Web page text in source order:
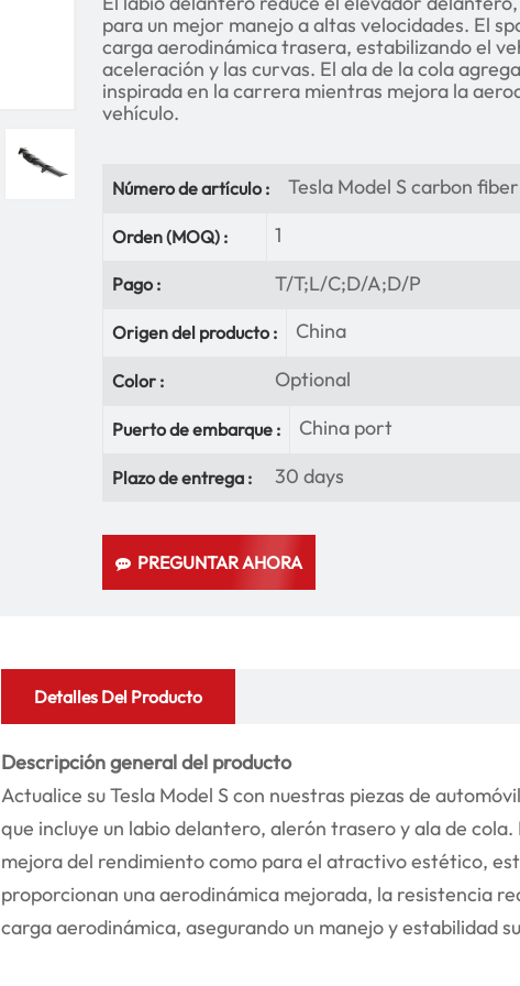
para un mejor manejo a altas velocidades. El
carga aerodinámica trasera, estabilizando el
aceleración y las curvas. El ala de la cola
inspirada en la carrera mientras mejora la
vehículo.
Número de artículo : Tesla Model S carbon
Orden (MOQ) : 1
Pago : T/T;L/C;D/A;D/P
Origen del producto : China
Color : Optional
Puerto de embarque : China port
Plazo de entrega : 30 days
PREGUNTAR AHORA
Detalles Del Producto
Descripción general del producto
Actualice su Tesla Model S con nuestras piezas de
que incluye un labio delantero, alerón trasero y ala de
mejora del rendimiento como para el atractivo estético,
proporcionan una aerodinámica mejorada, la resistencia
carga aerodinámica, asegurando un manejo y estabilidad